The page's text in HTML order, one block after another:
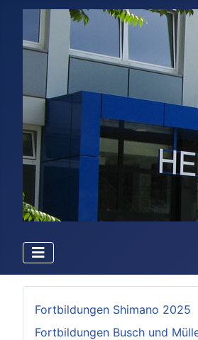
Fortbildungen Shimano 2025
Fortbildungen Busch und